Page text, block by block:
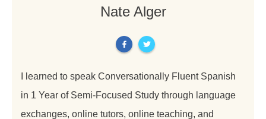
Nate Alger
I learned to speak Conversationally Fluent Spanish
in 1 Year of Semi-Focused Study through language
exchanges, online tutors, online teaching, and